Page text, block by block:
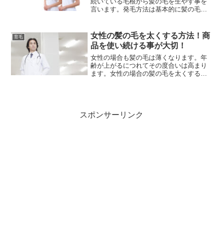
言います。発毛方法は基本的に髪の毛を
言う休止期）の毛根から髪の毛を生えさ
せる事です。この発毛と言...
育毛
女性の髪の毛を太くする方法！商
品を使い続ける事が大切！
女性の場合も髪の毛は薄くなります。年
齢が上がるにつれてその度合いは高まり
ます。女性の場合の髪の毛を太くする方
スポンサーリンク